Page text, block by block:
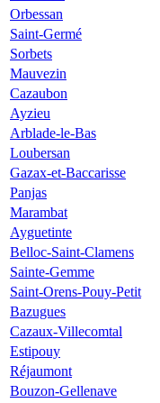
Orbessan
Saint-Germé
Sorbets
Mauvezin
Cazaubon
Ayzieu
Arblade-le-Bas
Loubersan
Gazax-et-Baccarisse
Panjas
Marambat
Ayguetinte
Belloc-Saint-Clamens
Sainte-Gemme
Saint-Orens-Pouy-Petit
Bazugues
Cazaux-Villecomtal
Estipouy
Réjaumont
Bouzon-Gellenave